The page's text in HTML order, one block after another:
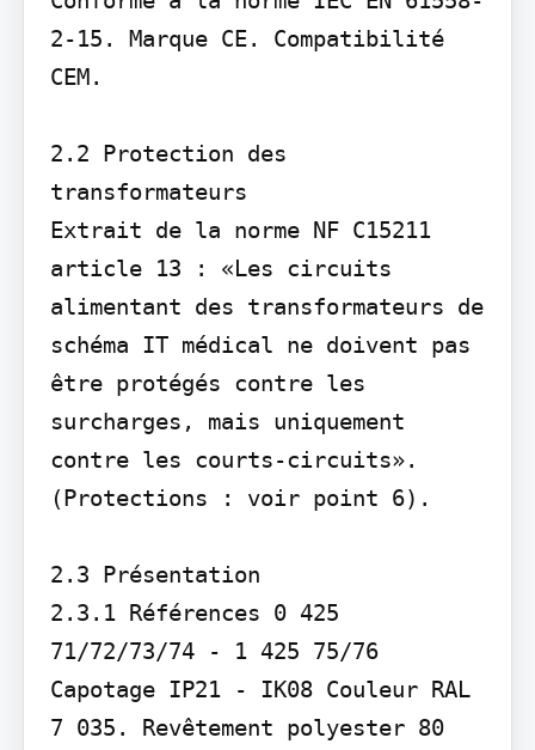
2-15. Marque CE. Compatibilité
CEM.
2.2 Protection des
transformateurs
Extrait de la norme NF C15211
article 13 : «Les circuits
alimentant des transformateurs de
schéma IT médical ne doivent pas
être protégés contre les
surcharges, mais uniquement
contre les courts-circuits».
(Protections : voir point 6).
2.3 Présentation
2.3.1 Références 0 425
71/72/73/74 - 1 425 75/76
Capotage IP21 - IK08 Couleur RAL
7 035. Revêtement polyester 80